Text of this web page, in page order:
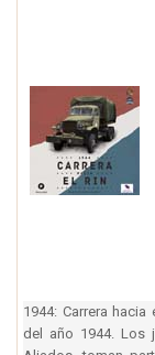
1944: Carrera
del año 1944. Los